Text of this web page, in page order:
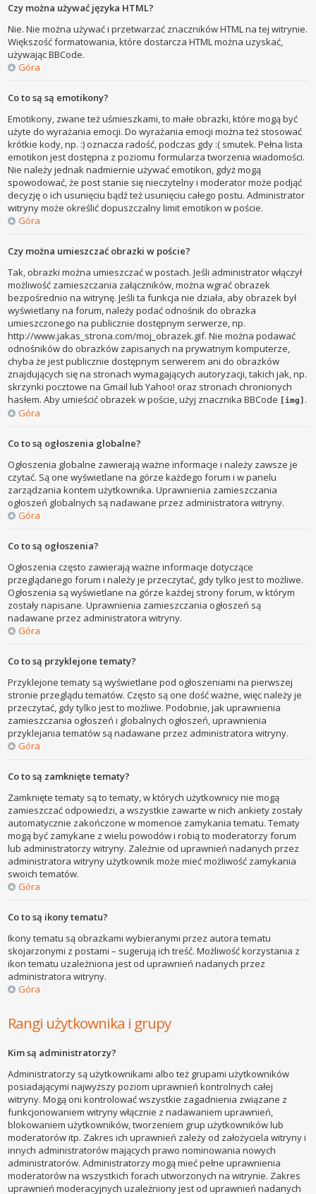
Czy można używać języka HTML?
Nie. Nie można używać i przetwarzać znaczników HTML na tej witrynie.
Większość formatowania, które dostarcza HTML można uzyskać,
używając BBCode.
Góra
Co to są są emotikony?
Emotikony, zwane też uśmieszkami, to małe obrazki, które mogą być
użyte do wyrażania emocji. Do wyrażania emocji można też stosować
krótkie kody, np. :) oznacza radość, podczas gdy :( smutek. Pełna lista
emotikon jest dostępna z poziomu formularza tworzenia wiadomości.
Nie należy jednak nadmiernie używać emotikon, gdyż mogą
spowodować, że post stanie się nieczytelny i moderator może podjąć
decyzję o ich usunięciu bądź też usunięciu całego postu. Administrator
witryny może określić dopuszczalny limit emotikon w poście.
Góra
Czy można umieszczać obrazki w poście?
Tak, obrazki można umieszczać w postach. Jeśli administrator włączył
możliwość zamieszczania załączników, można wgrać obrazek
bezpośrednio na witrynę. Jeśli ta funkcja nie działa, aby obrazek był
wyświetlany na forum, należy podać odnośnik do obrazka
umieszczonego na publicznie dostępnym serwerze, np.
http://www.jakas_strona.com/moj_obrazek.gif. Nie można podawać
odnośników do obrazków zapisanych na prywatnym komputerze,
chyba że jest publicznie dostępnym serwerem ani do obrazków
znajdujących się na stronach wymagających autoryzacji, takich jak, np.
skrzynki pocztowe na Gmail lub Yahoo! oraz stronach chronionych
hasłem. Aby umieścić obrazek w poście, użyj znacznika BBCode [img] .
Góra
Co to są ogłoszenia globalne?
Ogłoszenia globalne zawierają ważne informacje i należy zawsze je
czytać. Są one wyświetlane na górze każdego forum i w panelu
zarządzania kontem użytkownika. Uprawnienia zamieszczania
ogłoszeń globalnych są nadawane przez administratora witryny.
Góra
Co to są ogłoszenia?
Ogłoszenia często zawierają ważne informacje dotyczące
przeglądanego forum i należy je przeczytać, gdy tylko jest to możliwe.
Ogłoszenia są wyświetlane na górze każdej strony forum, w którym
zostały napisane. Uprawnienia zamieszczania ogłoszeń są
nadawane przez administratora witryny.
Góra
Co to są przyklejone tematy?
Przyklejone tematy są wyświetlane pod ogłoszeniami na pierwszej
stronie przeglądu tematów. Często są one dość ważne, więc należy je
przeczytać, gdy tylko jest to możliwe. Podobnie, jak uprawnienia
zamieszczania ogłoszeń i globalnych ogłoszeń, uprawnienia
przyklejania tematów są nadawane przez administratora witryny.
Góra
Co to są zamknięte tematy?
Zamknięte tematy są to tematy, w których użytkownicy nie mogą
zamieszczać odpowiedzi, a wszystkie zawarte w nich ankiety zostały
automatycznie zakończone w momencie zamykania tematu. Tematy
mogą być zamykane z wielu powodów i robią to moderatorzy forum
lub administratorzy witryny. Zależnie od uprawnień nadanych przez
administratora witryny użytkownik może mieć możliwość zamykania
swoich tematów.
Góra
Co to są ikony tematu?
Ikony tematu są obrazkami wybieranymi przez autora tematu
skojarzonymi z postami – sugerują ich treść. Możliwość korzystania z
ikon tematu uzależniona jest od uprawnień nadanych przez
administratora witryny.
Góra
Rangi użytkownika i grupy
Kim są administratorzy?
Administratorzy są użytkownikami albo też grupami użytkowników
posiadającymi najwyższy poziom uprawnień kontrolnych całej
witryny. Mogą oni kontrolować wszystkie zagadnienia związane z
funkcjonowaniem witryny włącznie z nadawaniem uprawnień,
blokowaniem użytkowników, tworzeniem grup użytkowników lub
moderatorów itp. Zakres ich uprawnień zależy od założyciela witryny i
innych administratorów mających prawo nominowania nowych
administratorów. Administratorzy mogą mieć pełne uprawnienia
moderatorów na wszystkich forach utworzonych na witrynie. Zakres
uprawnień moderacyjnych uzależniony jest od uprawnień nadanych